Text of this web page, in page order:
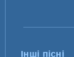
Інші пісні